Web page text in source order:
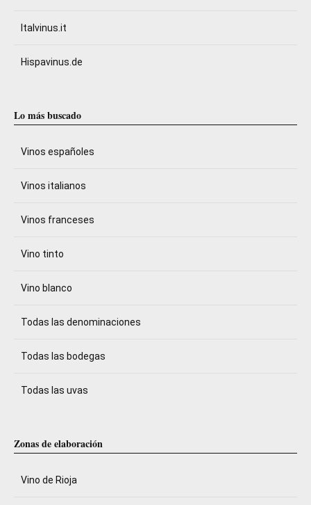
Italvinus.it
Hispavinus.de
Lo más buscado
Vinos españoles
Vinos italianos
Vinos franceses
Vino tinto
Vino blanco
Todas las denominaciones
Todas las bodegas
Todas las uvas
Zonas de elaboración
Vino de Rioja